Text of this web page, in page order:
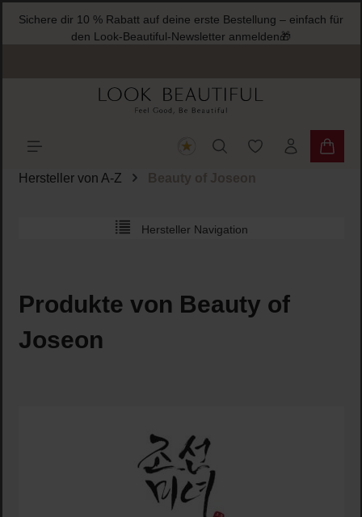
springen
Sichere dir 10
Du hast 0
Hersteller von A-Z Beauty of Joseon
Hersteller Navigation
Produkte von Beauty of
Joseon